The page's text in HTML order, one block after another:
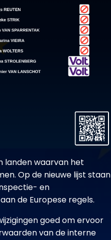
landen waarvan het
Op de nieuwe lijst staan
en
de Europese regels.
goed om ervoor
van de interne